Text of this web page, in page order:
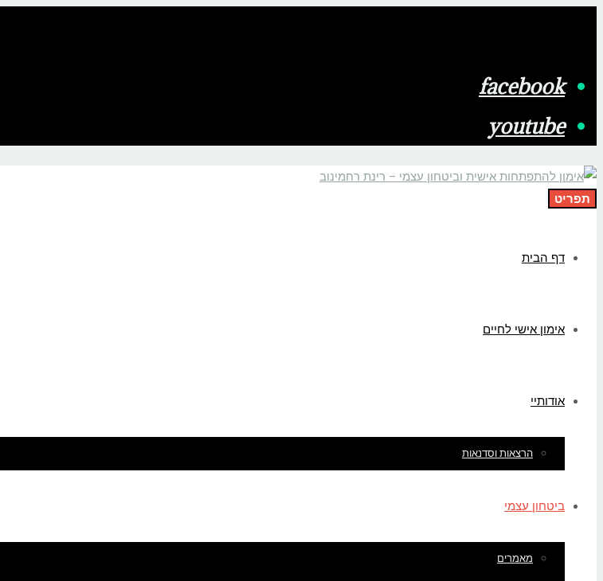
facebook
youtube
תפריט
דף הבית
אימון אישי לחיים
אודותיי
הרצאות וסדנאות
ביטחון עצמי
מאמרים